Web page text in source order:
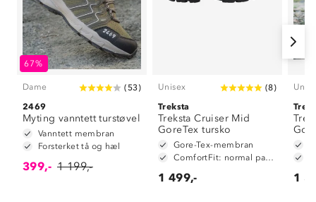
67%
Dame (53)
2469
Myting vanntett turstøvel
Vanntett membran
Forsterket tå og hæl
399,- 1 199,-
Unisex (8)
Treksta
Treksta Cruiser Mid
GoreTex tursko
Gore-Tex-membran
1 499,- 1